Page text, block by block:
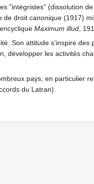
"intégristes" (dissolution
de droit canonique (1917)
Maximum illud,
Son attitude s’inspire des
développer les activités
pays, en particulier
du Latran).